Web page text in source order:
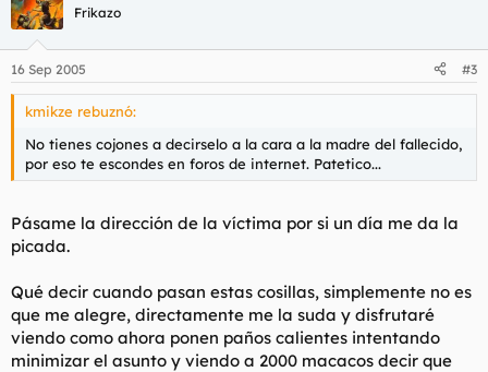
Frikazo
16 Sep 2005 #3
kmikze rebuznó:
No tienes cojones a decirselo a la cara a la madre del fallecido,
por eso te escondes en foros de internet. Patetico...
Pásame la dirección de la víctima por si un día me da la
picada.
Qué decir cuando pasan estas cosillas, simplemente no es
que me alegre, directamente me la suda y disfrutaré
viendo como ahora ponen paños calientes intentando
minimizar el asunto y viendo a 2000 macacos decir que